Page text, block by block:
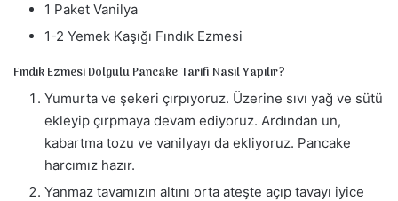
1 Paket Vanilya
1-2 Yemek Kaşığı Fındık Ezmesi
Fındık Ezmesi Dolgulu Pancake Tarifi Nasıl Yapılır?
Yumurta ve şekeri çırpıyoruz. Üzerine sıvı yağ ve sütü
ekleyip çırpmaya devam ediyoruz. Ardından un,
kabartma tozu ve vanilyayı da ekliyoruz. Pancake
harcımız hazır.
Yanmaz tavamızın altını orta ateşte açıp tavayı iyice